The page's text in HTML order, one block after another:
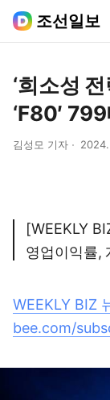
조선일보
‘희소성
‘F80′
김성모 기자 2024.
[WEEKLY
영업이익률,
WEEKLY BIZ
bee.com/